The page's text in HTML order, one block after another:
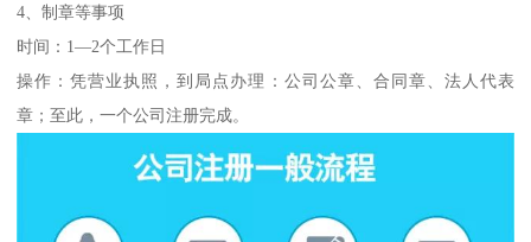
4、制章等事项
时间：1—2个工作日
操作：凭营业执照，到局点办理：公司公章、合同章、法人代表
章；至此，一个公司注册完成。